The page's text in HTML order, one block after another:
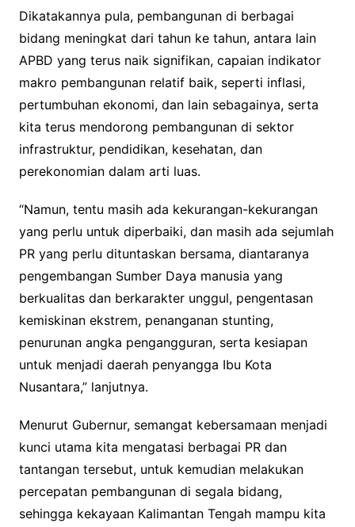
Dikatakannya pula, pembangunan di berbagai
bidang meningkat dari tahun ke tahun, antara lain
APBD yang terus naik signifikan, capaian indikator
makro pembangunan relatif baik, seperti inflasi,
pertumbuhan ekonomi, dan lain sebagainya, serta
kita terus mendorong pembangunan di sektor
infrastruktur, pendidikan, kesehatan, dan
perekonomian dalam arti luas.
“Namun, tentu masih ada kekurangan-kekurangan
yang perlu untuk diperbaiki, dan masih ada sejumlah
PR yang perlu dituntaskan bersama, diantaranya
pengembangan Sumber Daya manusia yang
berkualitas dan berkarakter unggul, pengentasan
kemiskinan ekstrem, penanganan stunting,
penurunan angka pengangguran, serta kesiapan
untuk menjadi daerah penyangga Ibu Kota
Nusantara,” lanjutnya.
Menurut Gubernur, semangat kebersamaan menjadi
kunci utama kita mengatasi berbagai PR dan
tantangan tersebut, untuk kemudian melakukan
percepatan pembangunan di segala bidang,
sehingga kekayaan Kalimantan Tengah mampu kita